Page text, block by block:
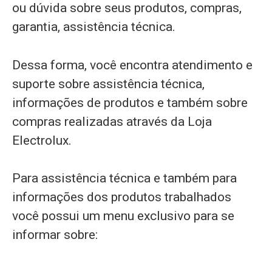
ou dúvida sobre seus produtos, compras,
garantia, assistência técnica.
Dessa forma, você encontra atendimento e
suporte sobre assistência técnica,
informações de produtos e também sobre
compras realizadas através da Loja
Electrolux.
Para assistência técnica e também para
informações dos produtos trabalhados
você possui um menu exclusivo para se
informar sobre: